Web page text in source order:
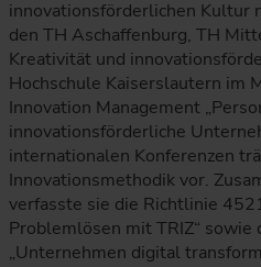
innovationsförderlichen Kultur
den TH Aschaffenburg, TH
Kreativität und
Hochschule Kaiserslautern im
Innovation Manage­ment
innovationsförderliche
internationalen Konferenzen
Innovations­methodik vor.
verfasste sie die Richtlinie
Problemlösen mit TRIZ“
„Unternehmen digital